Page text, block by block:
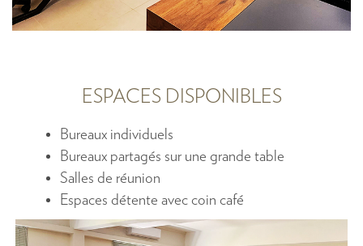
ESPACES DISPONIBLES
Bureaux individuels
Bureaux partagés sur une grande table
Salles de réunion
Espaces détente avec coin café